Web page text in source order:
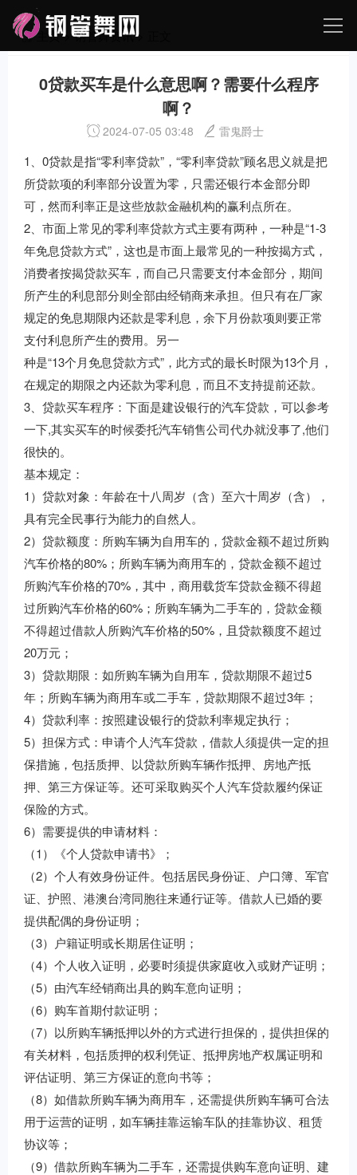
主页>钢管舞资讯> 正文
0贷款买车是什么意思啊？需要什么程序
啊？
2024-07-05 03:48 雷鬼爵士
1、0贷款是指“零利率贷款”，“零利率贷款”顾名思义就是把
所贷款项的利率部分设置为零，只需还银行本金部分即
可，然而利率正是这些放款金融机构的赢利点所在。
2、市面上常见的零利率贷款方式主要有两种，一种是“1-3
年免息贷款方式”，这也是市面上最常见的一种按揭方式，
消费者按揭贷款买车，而自己只需要支付本金部分，期间
所产生的利息部分则全部由经销商来承担。但只有在厂家
规定的免息期限内还款是零利息，余下月份款项则要正常
支付利息所产生的费用。另一
种是“13个月免息贷款方式”，此方式的最长时限为13个月，
在规定的期限之内还款为零利息，而且不支持提前还款。
3、贷款买车程序：下面是建设银行的汽车贷款，可以参考
一下,其实买车的时候委托汽车销售公司代办就没事了,他们
很快的。
基本规定：
1）贷款对象：年龄在十八周岁（含）至六十周岁（含），
具有完全民事行为能力的自然人。
2）贷款额度：所购车辆为自用车的，贷款金额不超过所购
汽车价格的80%；所购车辆为商用车的，贷款金额不超过
所购汽车价格的70%，其中，商用载货车贷款金额不得超
过所购汽车价格的60%；所购车辆为二手车的，贷款金额
不得超过借款人所购汽车价格的50%，且贷款额度不超过
20万元；
3）贷款期限：如所购车辆为自用车，贷款期限不超过5
年；所购车辆为商用车或二手车，贷款期限不超过3年；
4）贷款利率：按照建设银行的贷款利率规定执行；
5）担保方式：申请个人汽车贷款，借款人须提供一定的担
保措施，包括质押、以贷款所购车辆作抵押、房地产抵
押、第三方保证等。还可采取购买个人汽车贷款履约保证
保险的方式。
6）需要提供的申请材料：
（1）《个人贷款申请书》；
（2）个人有效身份证件。包括居民身份证、户口簿、军官
证、护照、港澳台湾同胞往来通行证等。借款人已婚的要
提供配偶的身份证明；
（3）户籍证明或长期居住证明；
（4）个人收入证明，必要时须提供家庭收入或财产证明；
（5）由汽车经销商出具的购车意向证明；
（6）购车首期付款证明；
（7）以所购车辆抵押以外的方式进行担保的，提供担保的
有关材料，包括质押的权利凭证、抵押房地产权属证明和
评估证明、第三方保证的意向书等；
（8）如借款所购车辆为商用车，还需提供所购车辆可合法
用于运营的证明，如车辆挂靠运输车队的挂靠协议、租赁
协议等；
（9）借款所购车辆为二手车，还需提供购车意向证明、建